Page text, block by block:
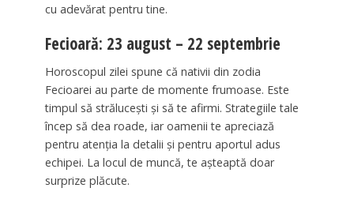
cu adevărat pentru tine.
Fecioară: 23 august – 22 septembrie
Horoscopul zilei spune că nativii din zodia
Fecioarei au parte de momente frumoase. Este
timpul să strălucești și să te afirmi. Strategiile tale
încep să dea roade, iar oamenii te apreciază
pentru atenția la detalii și pentru aportul adus
echipei. La locul de muncă, te așteaptă doar
surprize plăcute.